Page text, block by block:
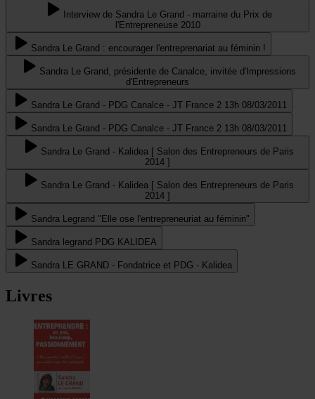
Interview de Sandra Le Grand - marraine du Prix de
l'Entrepreneuse 2010
Sandra Le Grand : encourager l'entreprenariat au féminin !
Sandra Le Grand, présidente de Canalce, invitée d'Impressions
d'Entrepreneurs
Sandra Le Grand - PDG Canalce - JT France 2 13h 08/03/2011
Sandra Le Grand - PDG Canalce - JT France 2 13h 08/03/2011
Sandra Le Grand - Kalidea [ Salon des Entrepreneurs de Paris
2014 ]
Sandra Le Grand - Kalidea [ Salon des Entrepreneurs de Paris
2014 ]
Sandra Legrand "Elle ose l'entrepreneuriat au féminin"
Sandra legrand PDG KALIDEA
Sandra LE GRAND - Fondatrice et PDG - Kalidea
Livres